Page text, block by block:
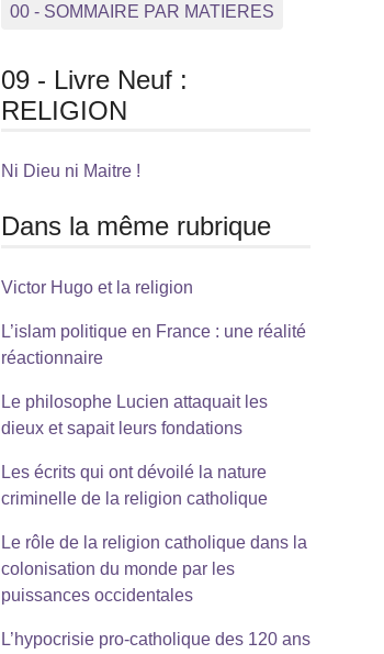
00 - SOMMAIRE PAR MATIERES
09 - Livre Neuf :
RELIGION
Ni Dieu ni Maitre !
Dans la même rubrique
Victor Hugo et la religion
L’islam politique en France : une réalité
réactionnaire
Le philosophe Lucien attaquait les
dieux et sapait leurs fondations
Les écrits qui ont dévoilé la nature
criminelle de la religion catholique
Le rôle de la religion catholique dans la
colonisation du monde par les
puissances occidentales
L’hypocrisie pro-catholique des 120 ans